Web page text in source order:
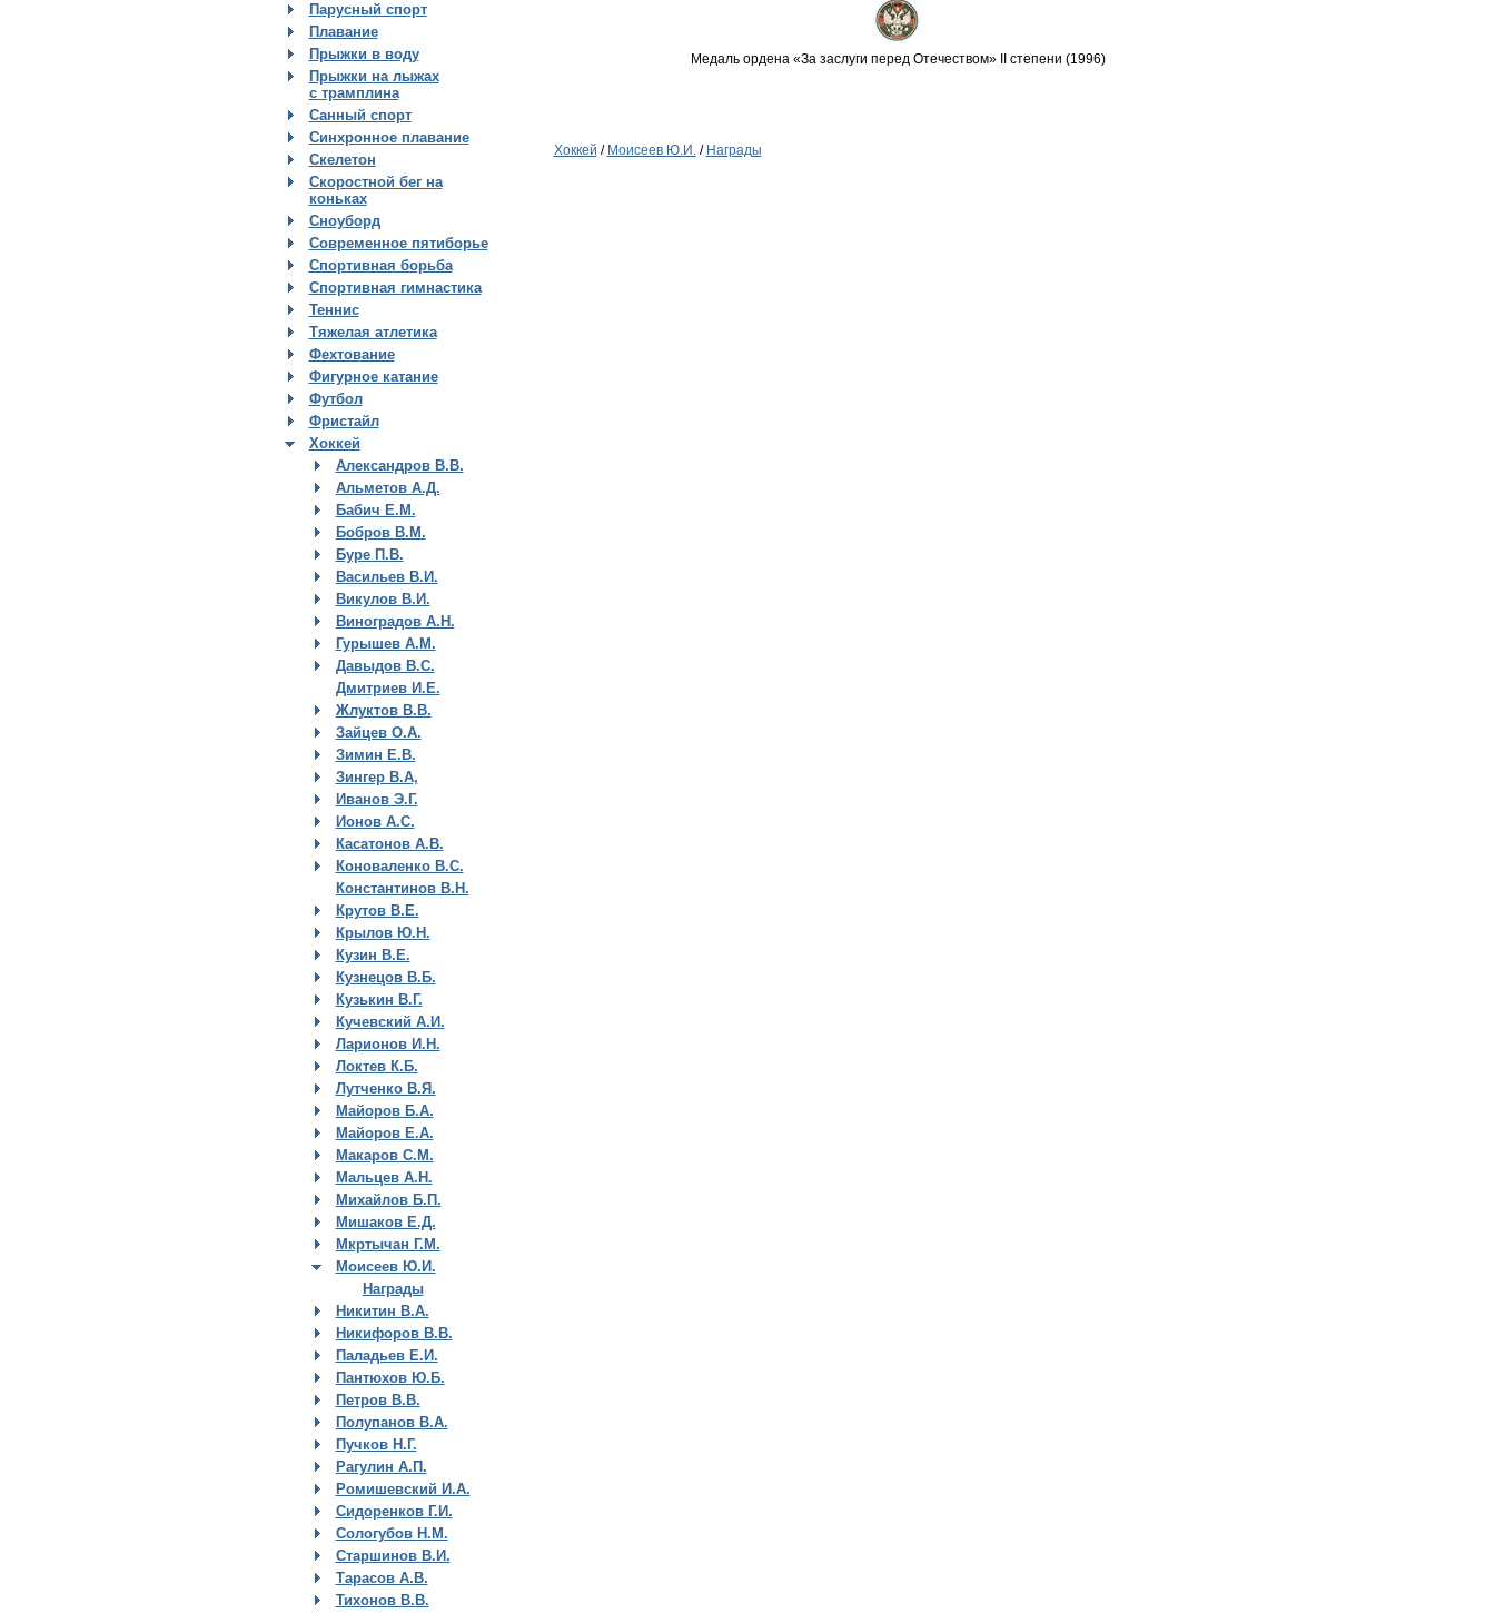
Парусный спорт
Плавание
Прыжки в воду
Прыжки на лыжах
с трамплина
Санный спорт
Синхронное плавание
Скелетон
Скоростной бег на
коньках
Сноуборд
Современное пятиборье
Спортивная борьба
Спортивная гимнастика
Теннис
Тяжелая атлетика
Фехтование
Фигурное катание
Футбол
Фристайл
Хоккей
Александров В.В.
Альметов А.Д.
Бабич Е.М.
Бобров В.М.
Буре П.В.
Васильев В.И.
Викулов В.И.
Виноградов А.Н.
Гурышев А.М.
Давыдов В.С.
Дмитриев И.Е.
Жлуктов В.В.
Зайцев О.А.
Зимин Е.В.
Зингер В.А,
Иванов Э.Г.
Ионов А.С.
Касатонов А.В.
Коноваленко В.С.
Константинов В.Н.
Крутов В.Е.
Крылов Ю.Н.
Кузин В.Е.
Кузнецов В.Б.
Кузькин В.Г.
Кучевский А.И.
Ларионов И.Н.
Локтев К.Б.
Лутченко В.Я.
Майоров Б.А.
Майоров Е.А.
Макаров С.М.
Мальцев А.Н.
Михайлов Б.П.
Мишаков Е.Д.
Мкртычан Г.М.
Моисеев Ю.И.
Награды
Никитин В.А.
Никифоров В.В.
Паладьев Е.И.
Пантюхов Ю.Б.
Петров В.В.
Полупанов В.А.
Пучков Н.Г.
Рагулин А.П.
Ромишевский И.А.
Сидоренков Г.И.
Сологубов Н.М.
Старшинов В.И.
Тарасов А.В.
Тихонов В.В.
Медаль ордена «За заслуги перед Отечеством» II степени (1996)
Хоккей / Моисеев Ю.И. / Награды